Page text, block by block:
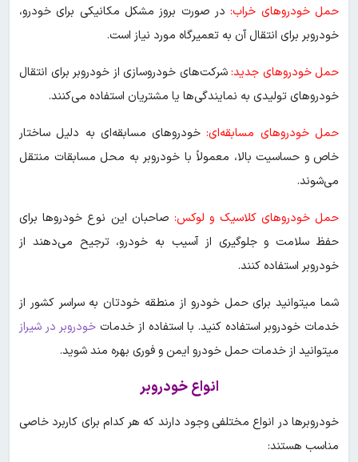
حمل خودروهای خراب: در صورت بروز مشکل مکانیکی برای خودرو،
خودروبر برای انتقال آن به تعمیرگاه مورد نیاز است.
حمل خودروهای جدید:شرکت‌های خودروسازی از خودروبر برای انتقال
خودروهای تولیدی به نمایندگی‌ها یا مشتریان استفاده می‌کنند.
حمل خودروهای مسابقه‌ای: خودروهای مسابقه‌ای به دلیل ساختار
خاص و حساسیت بالا، معمولاً با خودروبر به محل مسابقات منتقل
می‌شوند.
حمل خودروهای کلاسیک و لوکس: صاحبان این نوع خودروها برای
حفظ سلامت و جلوگیری از آسیب به خودرو، ترجیح می‌دهند از
خودروبر استفاده کنند.
شما میتوانید برای حمل خودرو از منطقه خودتان به سراسر کشور از
خدمات خودروبر استفاده کنید. با استفاده از خدمات خودروبر در شیراز
میتوانید از خدمات حمل خودرو ایمن و فوری بهره مند شوید.
انواع خودروبر
خودروبر‌ها در انواع مختلفی وجود دارند که هر کدام برای کاربرد خاصی
مناسب هستند: